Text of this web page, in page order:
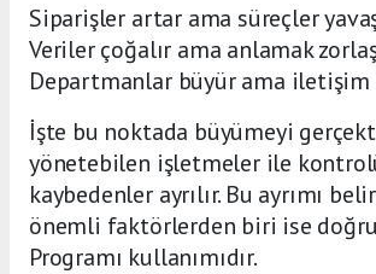
Siparişler artar ama süreçler
Veriler çoğalır ama anlamak
Departmanlar büyür ama iletişim
İşte bu noktada büyümeyi
yönetebilen işletmeler ile
kaybedenler ayrılır. Bu ayrımı
önemli faktörlerden biri ise
Programı kullanımıdır.